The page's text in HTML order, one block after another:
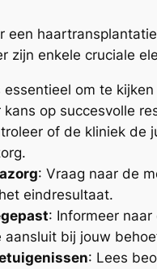
een
zijn enkele cruciale
essentieel om te
op succesvolle
of de kliniek de
: Vraag naar de
eindresultaat.
: Informeer
bij jouw
: Lees